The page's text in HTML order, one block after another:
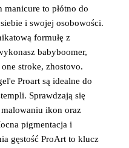
manicure to płótno do
i swojej osobowości.
formułę z
babyboomer,
stroke, zhostovo.
Proart są idealne do
Sprawdzają się
ikon oraz
pigmentacja i
gęstość ProArt to klucz